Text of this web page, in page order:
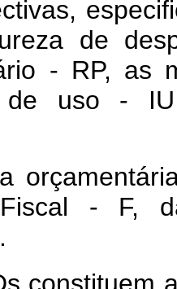
de
- RP, as
de uso -
- F,